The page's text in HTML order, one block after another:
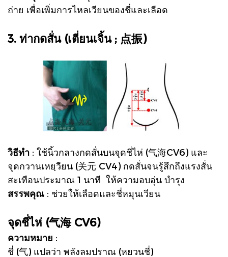
ถ่าย เพื่อเพิ่มการไหลเวียนของชี่และเลือด
3. ท่ากดสั่น (เตี่ยนเจิ้น ; 点振)
วิธีทำ : ใช้นิ้วกลางกดสั่นบนจุดชี่ไห่ (气海CV6) และ
จุดกวานเหยฺวียน (关元 CV4) กดสั่นจนรู้สึกถึงแรงสั่น
สะเทือนประมาณ 1 นาที ให้ความอบอุ่น บำรุง
สรรพคุณ : ช่วยให้เลือดและชี่หมุนเวียน
จุดชี่ไห่ (气海 CV6)
ความหมาย :
ชี่ (气) แปลว่า พลังลมปราณ (หยวนชี่)